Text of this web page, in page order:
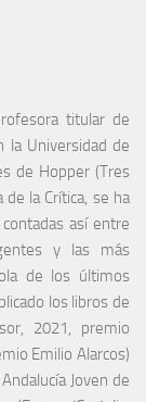
titular de
la Universidad de
de Hopper (Tres
la Crítica, se ha
así entre
y las más
de los últimos
los libros de
2021, premio
Emilio Alarcos)
Joven de